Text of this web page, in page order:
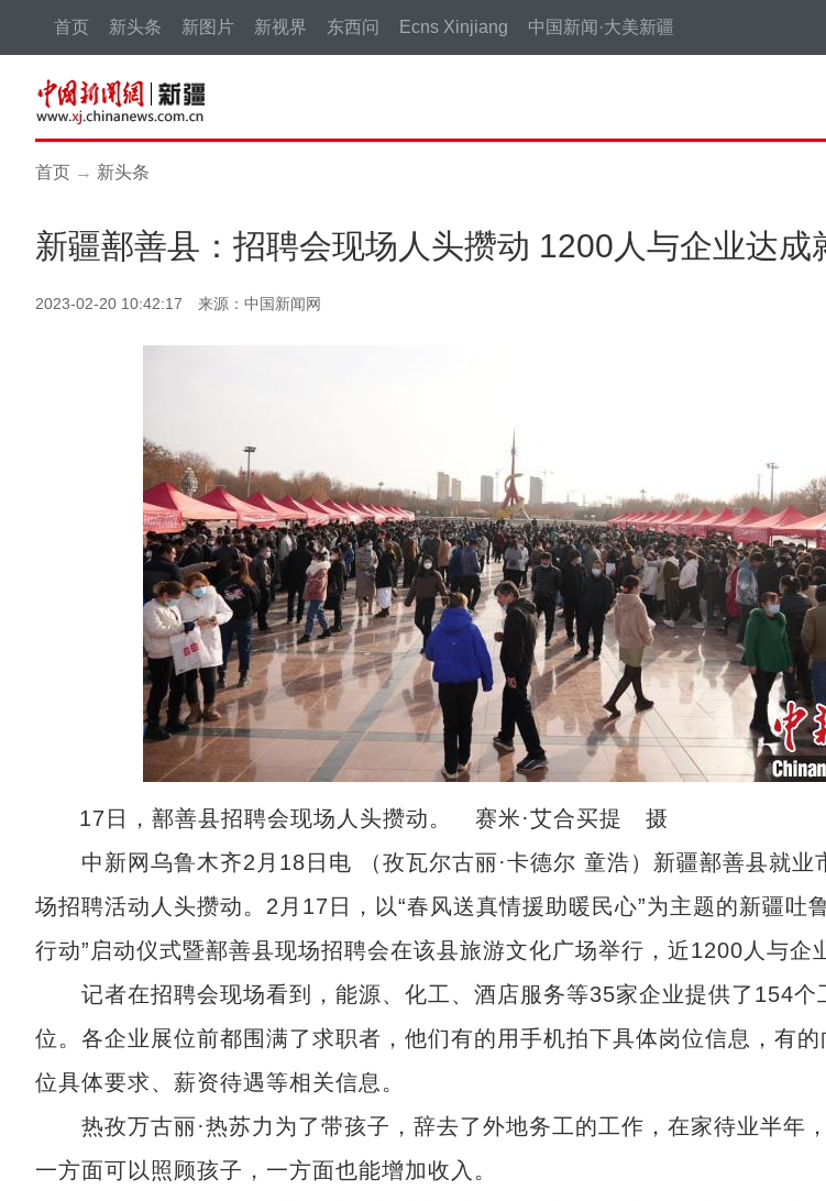
首页 新头条 新图片 新视界 东西问 Ecns Xinjiang 中国新闻·大美新疆
首页 → 新头条
新疆鄯善县：招聘会现场人头攒动 1200人与企业达成
2023-02-20 10:42:17 来源：中国新闻网
17日，鄯善县招聘会现场人头攒动。 赛米·艾合买提 摄
中新网乌鲁木齐2月18日电 （孜瓦尔古丽·卡德尔 童浩）新疆鄯善县就业
场招聘活动人头攒动。2月17日，以“春风送真情援助暖民心”为主题的新疆吐
行动”启动仪式暨鄯善县现场招聘会在该县旅游文化广场举行，近1200人与企
记者在招聘会现场看到，能源、化工、酒店服务等35家企业提供了154个
位。各企业展位前都围满了求职者，他们有的用手机拍下具体岗位信息，有
位具体要求、薪资待遇等相关信息。
热孜万古丽·热苏力为了带孩子，辞去了外地务工的工作，在家待业半年，
一方面可以照顾孩子，一方面也能增加收入。